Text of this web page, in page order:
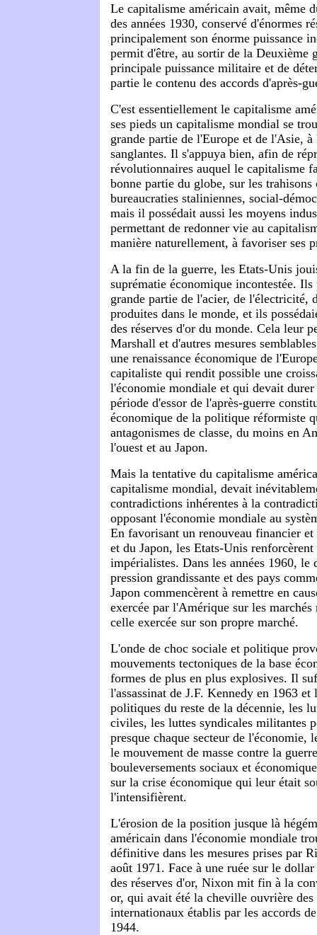
Le capitalisme américain avait, même
des années 1930, conservé d'énormes
principalement son énorme puissance
permit d'être, au sortir de la Deuxième
principale puissance militaire et de
partie le contenu des accords d'après-
C'est essentiellement le capitalisme
ses pieds un capitalisme mondial se
grande partie de l'Europe et de l'Asie, à
sanglantes. Il s'appuya bien, afin de
révolutionnaires auquel le capitalisme
bonne partie du globe, sur les trahisons
bureaucraties staliniennes, social-
mais il possédait aussi les moyens
permettant de redonner vie au
manière naturellement, à favoriser ses
A la fin de la guerre, les Etats-Unis
suprématie économique incontestée.
grande partie de l'acier, de l'électricité,
produites dans le monde, et ils
des réserves d'or du monde. Cela leur
Marshall et d'autres mesures
une renaissance économique de
capitaliste qui rendit possible une
l'économie mondiale et qui devait
période d'essor de l'après-guerre
économique de la politique réformiste
antagonismes de classe, du moins en
l'ouest et au Japon.
Mais la tentative du capitalisme
capitalisme mondial, devait
contradictions inhérentes à la
opposant l'économie mondiale au
En favorisant un renouveau financier
et du Japon, les Etats-Unis
impérialistes. Dans les années 1960, le
pression grandissante et des pays
Japon commencèrent à remettre en
exercée par l'Amérique sur les
celle exercée sur son propre marché.
L'onde de choc sociale et politique
mouvements tectoniques de la base
formes de plus en plus explosives. Il
l'assassinat de J.F. Kennedy en 1963 et
politiques du reste de la décennie, les
civiles, les luttes syndicales militantes
presque chaque secteur de l'économie,
le mouvement de masse contre la
bouleversements sociaux et
sur la crise économique qui leur était
l'intensifièrent.
L'érosion de la position jusque là
américain dans l'économie mondiale
définitive dans les mesures prises par
août 1971. Face à une ruée sur le
des réserves d'or, Nixon mit fin à la
or, qui avait été la cheville ouvrière
internationaux établis par les accords
1944.